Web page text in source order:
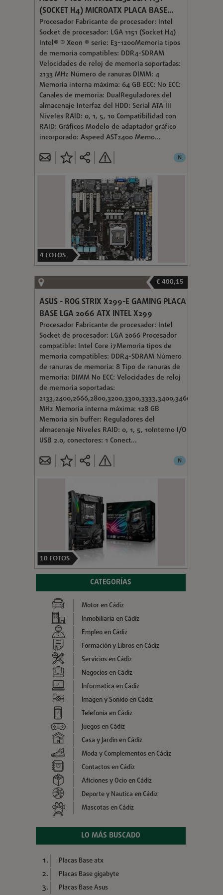
(SOCKET H4) MICROATX PLACA BASE...
Procesador Fabricante de procesador: Intel
Socket de procesador: LGA 1151 (Socket H4)
Intel® ® Xeon ® serie: E3-1200Memoria tipos
de memoria compatibles: DDR4-SDRAM
Velocidades de reloj de memoria soportadas:
2133 MHz Número de ranuras DIMM: 4
Memoria interna máxima: 64 GB ECC: No ECC:
Canales de memoria: DualReguladores del
almacenaje Interfaz del HDD: Serial ATA III
Niveles RAID: 0, 1, 5, 10 Compatibilidad con
RAID: Gráficos Modelo de adaptador gráfico
incorporado: Aspeed AST2400 Memo...
N
4 FOTOS
€ 400,15
ASUS - ROG STRIX X299-E GAMING PLACA
BASE LGA 2066 ATX INTEL X299
Procesador Fabricante de procesador: Intel
Socket de procesador: LGA 2066 Procesador
compatible: Intel Core i7Memoria tipos de
memoria compatibles: DDR4-SDRAM Número
de ranuras de memoria: 8 Tipo de ranuras de
memoria: DIMM No ECC: Velocidades de reloj
de memoria soportadas:
MHz Memoria interna máxima: 128 GB
Memoria sin buffer: Reguladores del
almacenaje Niveles RAID: 0, 1, 5, 10Interno I/O
USB 2.0, conectores: 1 Conect...
N
10 FOTOS
CATEGORÍAS
Motor en Cádiz
Inmobiliaria en Cádiz
Empleo en Cádiz
Formación y Libros en Cádiz
Servicios en Cádiz
Negocios en Cádiz
Informatica en Cádiz
Imagen y Sonido en Cádiz
Telefonía en Cádiz
Juegos en Cádiz
Casa y Jardin en Cádiz
Moda y Complementos en Cádiz
Contactos en Cádiz
Aficiones y Ocio en Cádiz
Deporte y Nautica en Cádiz
Mascotas en Cádiz
LO MÁS BUSCADO
Placas Base atx
Placas Base gigabyte
Placas Base Asus